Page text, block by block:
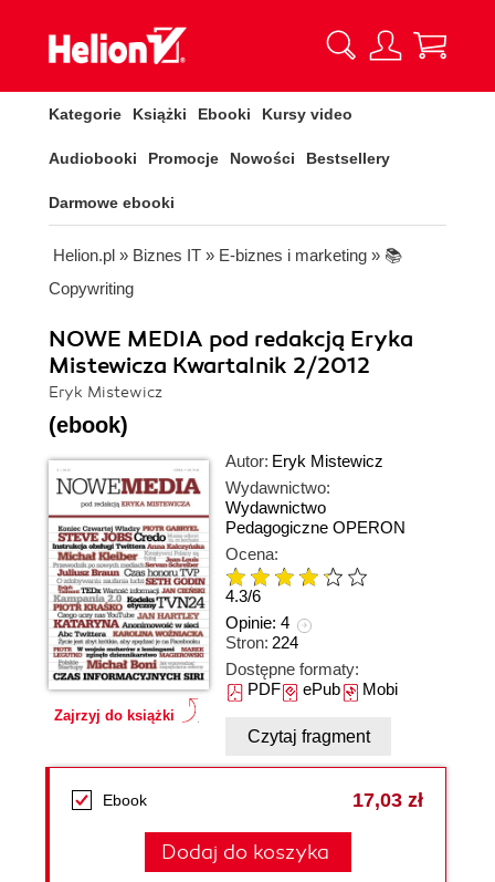
Kategorie Książki Ebooki Kursy video
Audiobooki Promocje Nowości Bestsellery
Darmowe ebooki
Helion.pl » Biznes IT » E-biznes i marketing » 📚
Copywriting
NOWE MEDIA pod redakcją Eryka
Mistewicza Kwartalnik 2/2012
Eryk Mistewicz
(ebook)
Zajrzyj do książki
Autor: Eryk Mistewicz
Wydawnictwo:
Wydawnictwo
Pedagogiczne OPERON
Ocena:
4.3/6
Opinie: 4
Stron: 224
Dostępne formaty:
PDFePubMobi
Czytaj fragment
Ebook 17,03 zł
Dodaj do koszyka